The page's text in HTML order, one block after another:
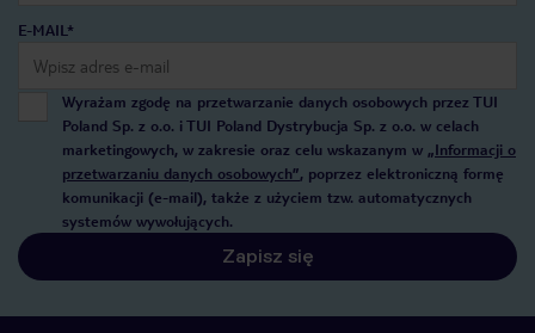
E-MAIL*
Wyrażam zgodę na przetwarzanie danych osobowych przez TUI
Poland Sp. z o.o. i TUI Poland Dystrybucja Sp. z o.o. w celach
marketingowych, w zakresie oraz celu wskazanym w „Informacji o
przetwarzaniu danych osobowych”, poprzez elektroniczną formę
komunikacji (e-mail), także z użyciem tzw. automatycznych
systemów wywołujących.
Zapisz się